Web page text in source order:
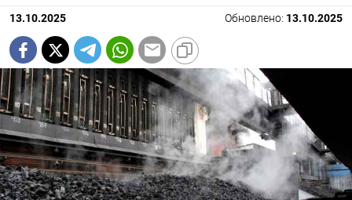
13.10.2025 Обновлено: 13.10.2025